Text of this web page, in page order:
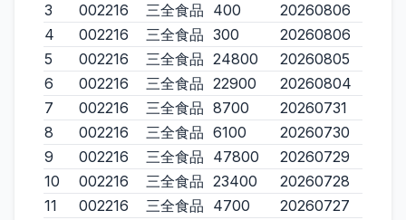
3
002216 三全食品 400
20260806
4
002216 三全食品 300
20260806
5
002216 三全食品 24800
20260805
6
002216 三全食品 22900
20260804
7
002216 三全食品 8700
20260731
8
002216 三全食品 6100
20260730
9
002216 三全食品 47800
20260729
10
002216 三全食品 23400
20260728
11
002216 三全食品 4700
20260727